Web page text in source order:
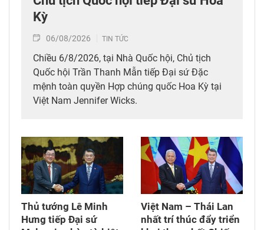
Kỳ
06/08/2026 TIN TỨC
Chiều 6/8/2026, tại Nhà Quốc hội, Chủ tịch
Quốc hội Trần Thanh Mẫn tiếp Đại sứ Đặc
mệnh toàn quyền Hợp chúng quốc Hoa Kỳ tại
Việt Nam Jennifer Wicks.
Thủ tướng Lê Minh
Hưng tiếp Đại sứ
Việt Nam – Thái Lan
nhất trí thúc đẩy triển